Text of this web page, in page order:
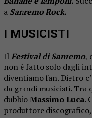
a SanremoRock.
I MUSICISTI
IlFestival di Sanremo,
non è fatto solo dagli
diventiamo fan. Dietro
da grandi musicisti. Tra
dubbioMassimo Luca.
produttore discografico,